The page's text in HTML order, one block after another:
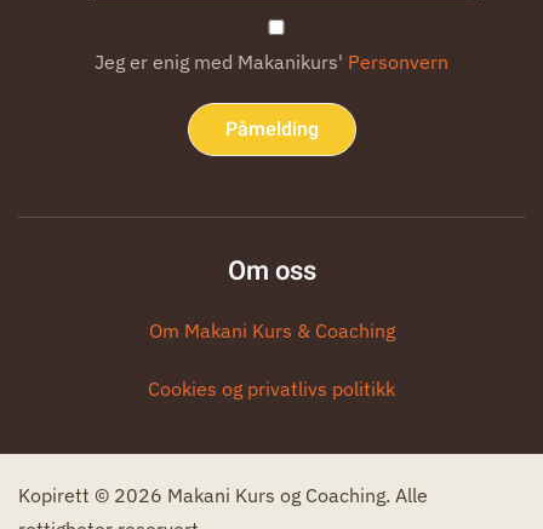
Jeg er enig med Makanikurs' Personvern
Påmelding
Om oss
Om Makani Kurs & Coaching
Cookies og privatlivs politikk
Kopirett © 2026 Makani Kurs og Coaching. Alle